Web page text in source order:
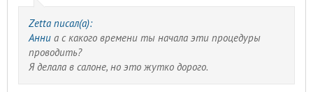
Zetta писал(а):
Анниа с какого времени ты начала эти процедуры
проводить?
Я делала в салоне, но это жутко дорого.